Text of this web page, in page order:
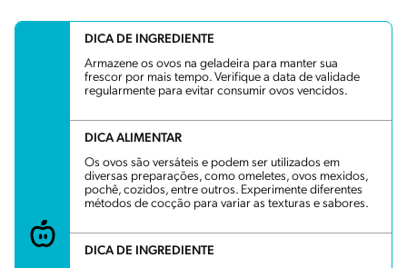
DICA DE INGREDIENTE
Armazene os ovos na geladeira para manter sua
frescor por mais tempo. Verifique a data de validade
regularmente para evitar consumir ovos vencidos.
DICA ALIMENTAR
Os ovos são versáteis e podem ser utilizados em
diversas preparações, como omeletes, ovos mexidos,
pochê, cozidos, entre outros. Experimente diferentes
métodos de cocção para variar as texturas e sabores.
DICA DE INGREDIENTE